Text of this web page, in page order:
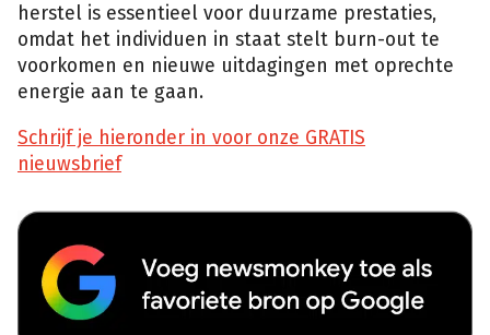
herstel is essentieel voor duurzame prestaties,
omdat het individuen in staat stelt burn-out te
voorkomen en nieuwe uitdagingen met oprechte
energie aan te gaan.
Schrijf je hieronder in voor onze GRATIS
nieuwsbrief